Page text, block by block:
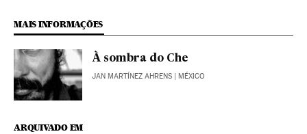
MAIS INFORMAÇÕES
À sombra do Che
JAN MARTÍNEZ AHRENS | MÉXICO
ARQUIVADO EM